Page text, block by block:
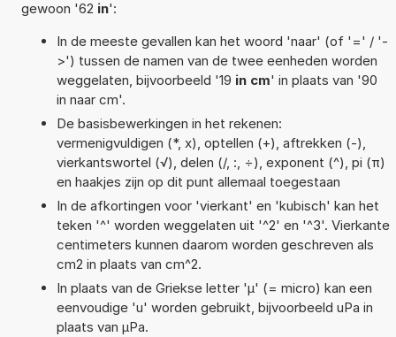
gewoon '62 in':
In de meeste gevallen kan het woord 'naar' (of '=' / '-
>') tussen de namen van de twee eenheden worden
weggelaten, bijvoorbeeld '19 in cm' in plaats van '90
in naar cm'.
De basisbewerkingen in het rekenen:
vermenigvuldigen (*, x), optellen (+), aftrekken (-),
vierkantswortel (√), delen (/, :, ÷), exponent (^), pi (π)
en haakjes zijn op dit punt allemaal toegestaan
In de afkortingen voor 'vierkant' en 'kubisch' kan het
teken '^' worden weggelaten uit '^2' en '^3'. Vierkante
centimeters kunnen daarom worden geschreven als
cm2 in plaats van cm^2.
In plaats van de Griekse letter 'µ' (= micro) kan een
eenvoudige 'u' worden gebruikt, bijvoorbeeld uPa in
plaats van µPa.